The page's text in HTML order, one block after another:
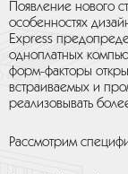
Появление нового
особенностях
Express
одноплатных
форм-факторы
встраиваемых и
реализовывать
Рассмотрим